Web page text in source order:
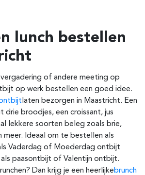
lunch bestellen
of andere meeting op
op werk bestellen een goed idee.
laten bezorgen in Maastricht. Een
broodjes, een croissant, jus
lekkere soorten beleg zoals brie,
meer. Ideaal om te bestellen als
Vaderdag of Moederdag ontbijt
als paasontbijt of Valentijn ontbijt.
Dan krijg je een heerlijkebrunch